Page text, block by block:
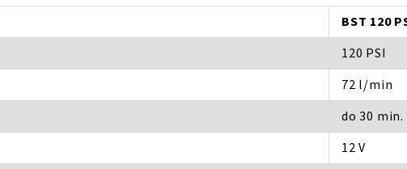
BST 120
120 PSI
72 l/min
do 30 min.
12 V